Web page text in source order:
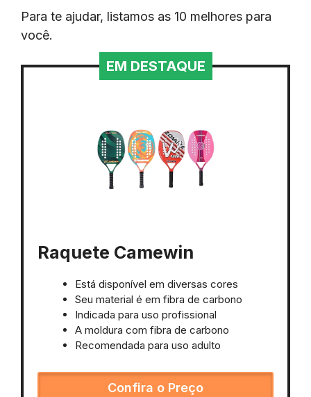
Para te ajudar, listamos as 10 melhores para
você.
EM DESTAQUE
Raquete Camewin
Está disponível em diversas cores
Seu material é em fibra de carbono
Indicada para uso profissional
A moldura com fibra de carbono
Recomendada para uso adulto
Confira o Preço